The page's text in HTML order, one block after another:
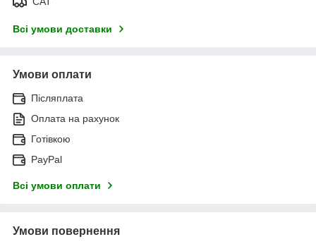
Всі умови доставки
Умови оплати
Післяплата
Оплата на рахунок
Готівкою
PayPal
Всі умови оплати
Умови повернення